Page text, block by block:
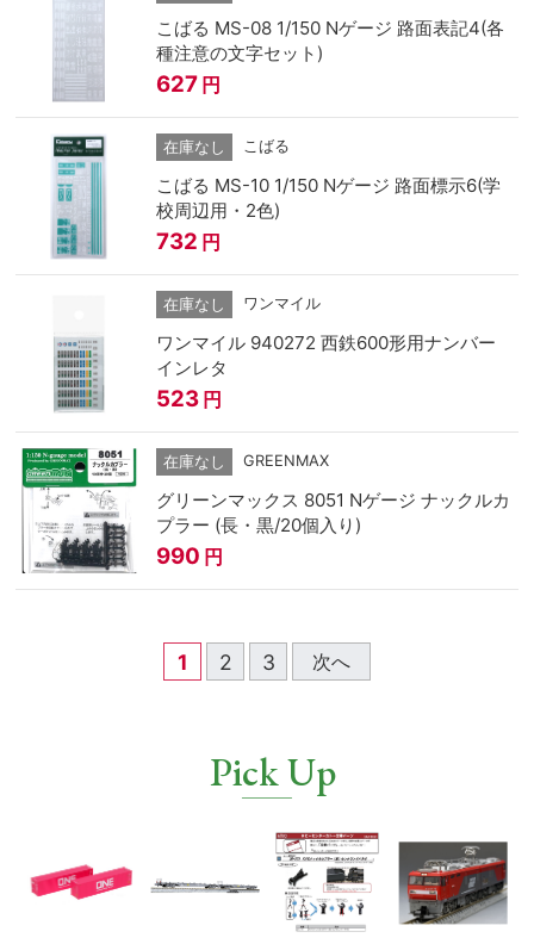
こばる MS-08 1/150 Nゲージ 路面表記4(各
種注意の文字セット)
627 円
在庫なし こばる
こばる MS-10 1/150 Nゲージ 路面標示6(学
校周辺用・2色)
732 円
在庫なし ワンマイル
ワンマイル 940272 西鉄600形用ナンバー
インレタ
523 円
在庫なし GREENMAX
グリーンマックス 8051 Nゲージ ナックルカ
プラー (長・黒/20個入り)
990 円
1 2 3 次へ
Pick Up